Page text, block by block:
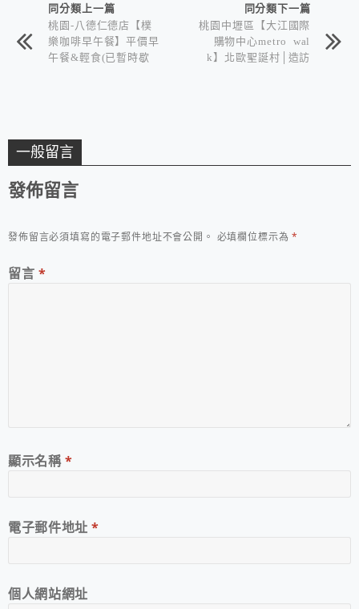
同分類上一篇
桃園-八德仁德店【樸
樂咖啡早午餐】平價早
午餐&輕食(已暫時歇
同分類下一篇
桃園中壢區【大江國際
購物中心metro wal
k】北歐聖誕村│造訪
一般留言
發佈留言
發佈留言必須填寫的電子郵件地址不會公開。 必填欄位標示為*
留言 *
顯示名稱*
電子郵件地址*
個人網站網址